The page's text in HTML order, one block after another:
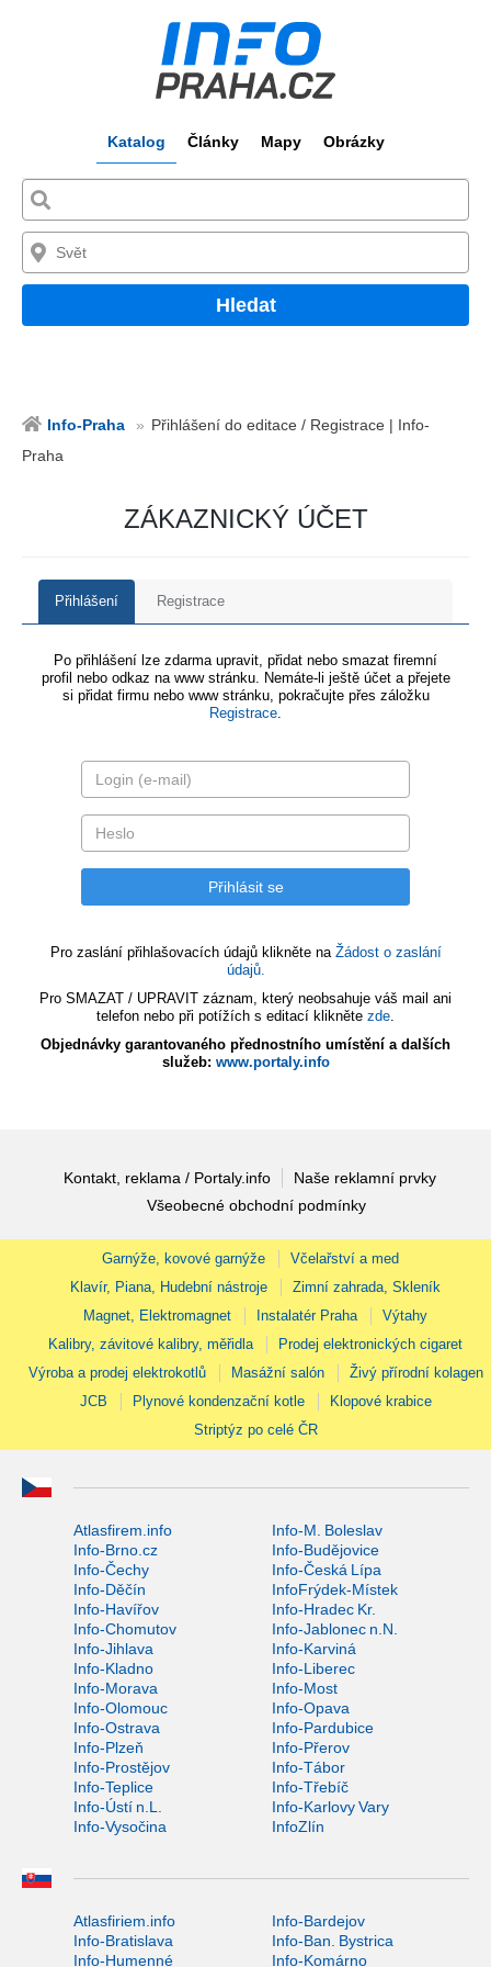
Katalog Články Mapy Obrázky
Hledat
Info-Praha
Přihlášení do editace / Registrace | Info-
Praha
ZÁKAZNICKÝ ÚČET
Přihlášení Registrace
Po přihlášení lze zdarma upravit, přidat nebo smazat firemní
profil nebo odkaz na www stránku. Nemáte-li ještě účet a přejete
si přidat firmu nebo www stránku, pokračujte přes záložku
Registrace.
Pro zaslání přihlašovacích údajů klikněte na Žádost o zaslání
údajů.
Pro SMAZAT / UPRAVIT záznam, který neobsahuje váš mail ani
telefon nebo při potížích s editací klikněte zde.
Objednávky garantovaného přednostního umístění a dalších
služeb: www.portaly.info
Kontakt, reklama / Portaly.info
Naše reklamní prvky
Všeobecné obchodní podmínky
Garnýže, kovové garnýže
Včelařství a med
Klavír, Piana, Hudební nástroje
Zimní zahrada, Skleník
Magnet, Elektromagnet
Instalatér Praha
Výtahy
Kalibry, závitové kalibry, měřidla
Prodej elektronických cigaret
Výroba a prodej elektrokotlů
Masážní salón
Živý přírodní kolagen
JCB
Plynové kondenzační kotle
Klopové krabice
Striptýz po celé ČR
Atlasfirem.info
Info-M. Boleslav
Info-Brno.cz
Info-Budějovice
Info-Čechy
Info-Česká Lípa
Info-Děčín
InfoFrýdek-Místek
Info-Havířov
Info-Hradec Kr.
Info-Chomutov
Info-Jablonec n.N.
Info-Jihlava
Info-Karviná
Info-Kladno
Info-Liberec
Info-Morava
Info-Most
Info-Olomouc
Info-Opava
Info-Ostrava
Info-Pardubice
Info-Plzeň
Info-Přerov
Info-Prostějov
Info-Tábor
Info-Teplice
Info-Třebíč
Info-Ústí n.L.
Info-Karlovy Vary
Info-Vysočina
InfoZlín
Atlasfiriem.info
Info-Bardejov
Info-Bratislava
Info-Ban. Bystrica
Info-Humenné
Info-Komárno